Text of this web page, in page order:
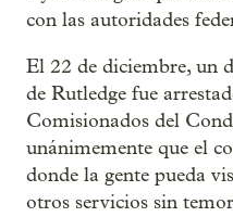
con las autoridades
El 22 de diciembre, un
de Rutledge fue
Comisionados del
unánimemente que el
donde la gente pueda
otros servicios sin